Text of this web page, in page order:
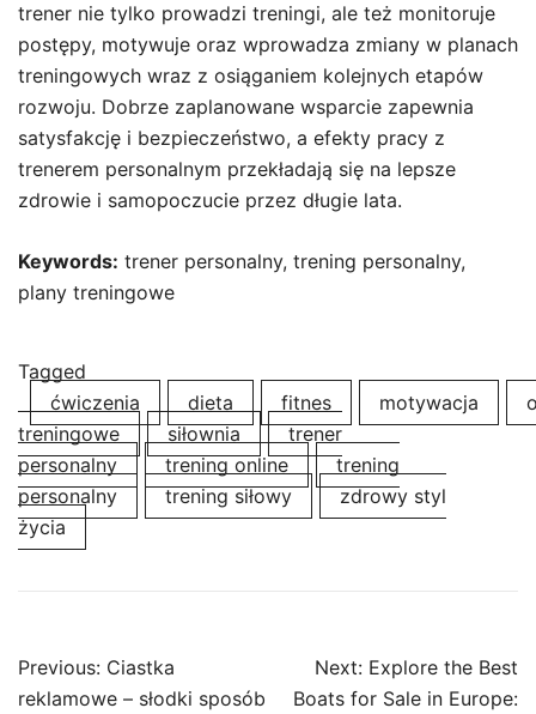
trener nie tylko prowadzi treningi, ale też monitoruje
postępy, motywuje oraz wprowadza zmiany w planach
treningowych wraz z osiąganiem kolejnych etapów
rozwoju. Dobrze zaplanowane wsparcie zapewnia
satysfakcję i bezpieczeństwo, a efekty pracy z
trenerem personalnym przekładają się na lepsze
zdrowie i samopoczucie przez długie lata.
Keywords: trener personalny, trening personalny,
plany treningowe
Tagged
ćwiczenia
dieta fitnes motywacja
treningowe
siłownia
trener
personalny
trening online
trening
personalny
trening siłowy
zdrowy styl
życia
Post
navigation
Previous: Ciastka
reklamowe – słodki sposób
Next: Explore the Best
Boats for Sale in Europe: